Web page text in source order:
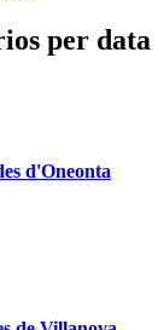
per data
d'Oneonta